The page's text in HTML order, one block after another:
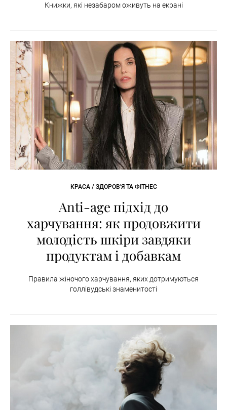
Книжки, які незабаром оживуть на екрані
КРАСА / ЗДОРОВ'Я ТА ФІТНЕС
Anti-age підхід до
харчування: як продовжити
молодість шкіри завдяки
продуктам і добавкам
Правила жіночого харчування, яких дотримуються
голлівудські знаменитості